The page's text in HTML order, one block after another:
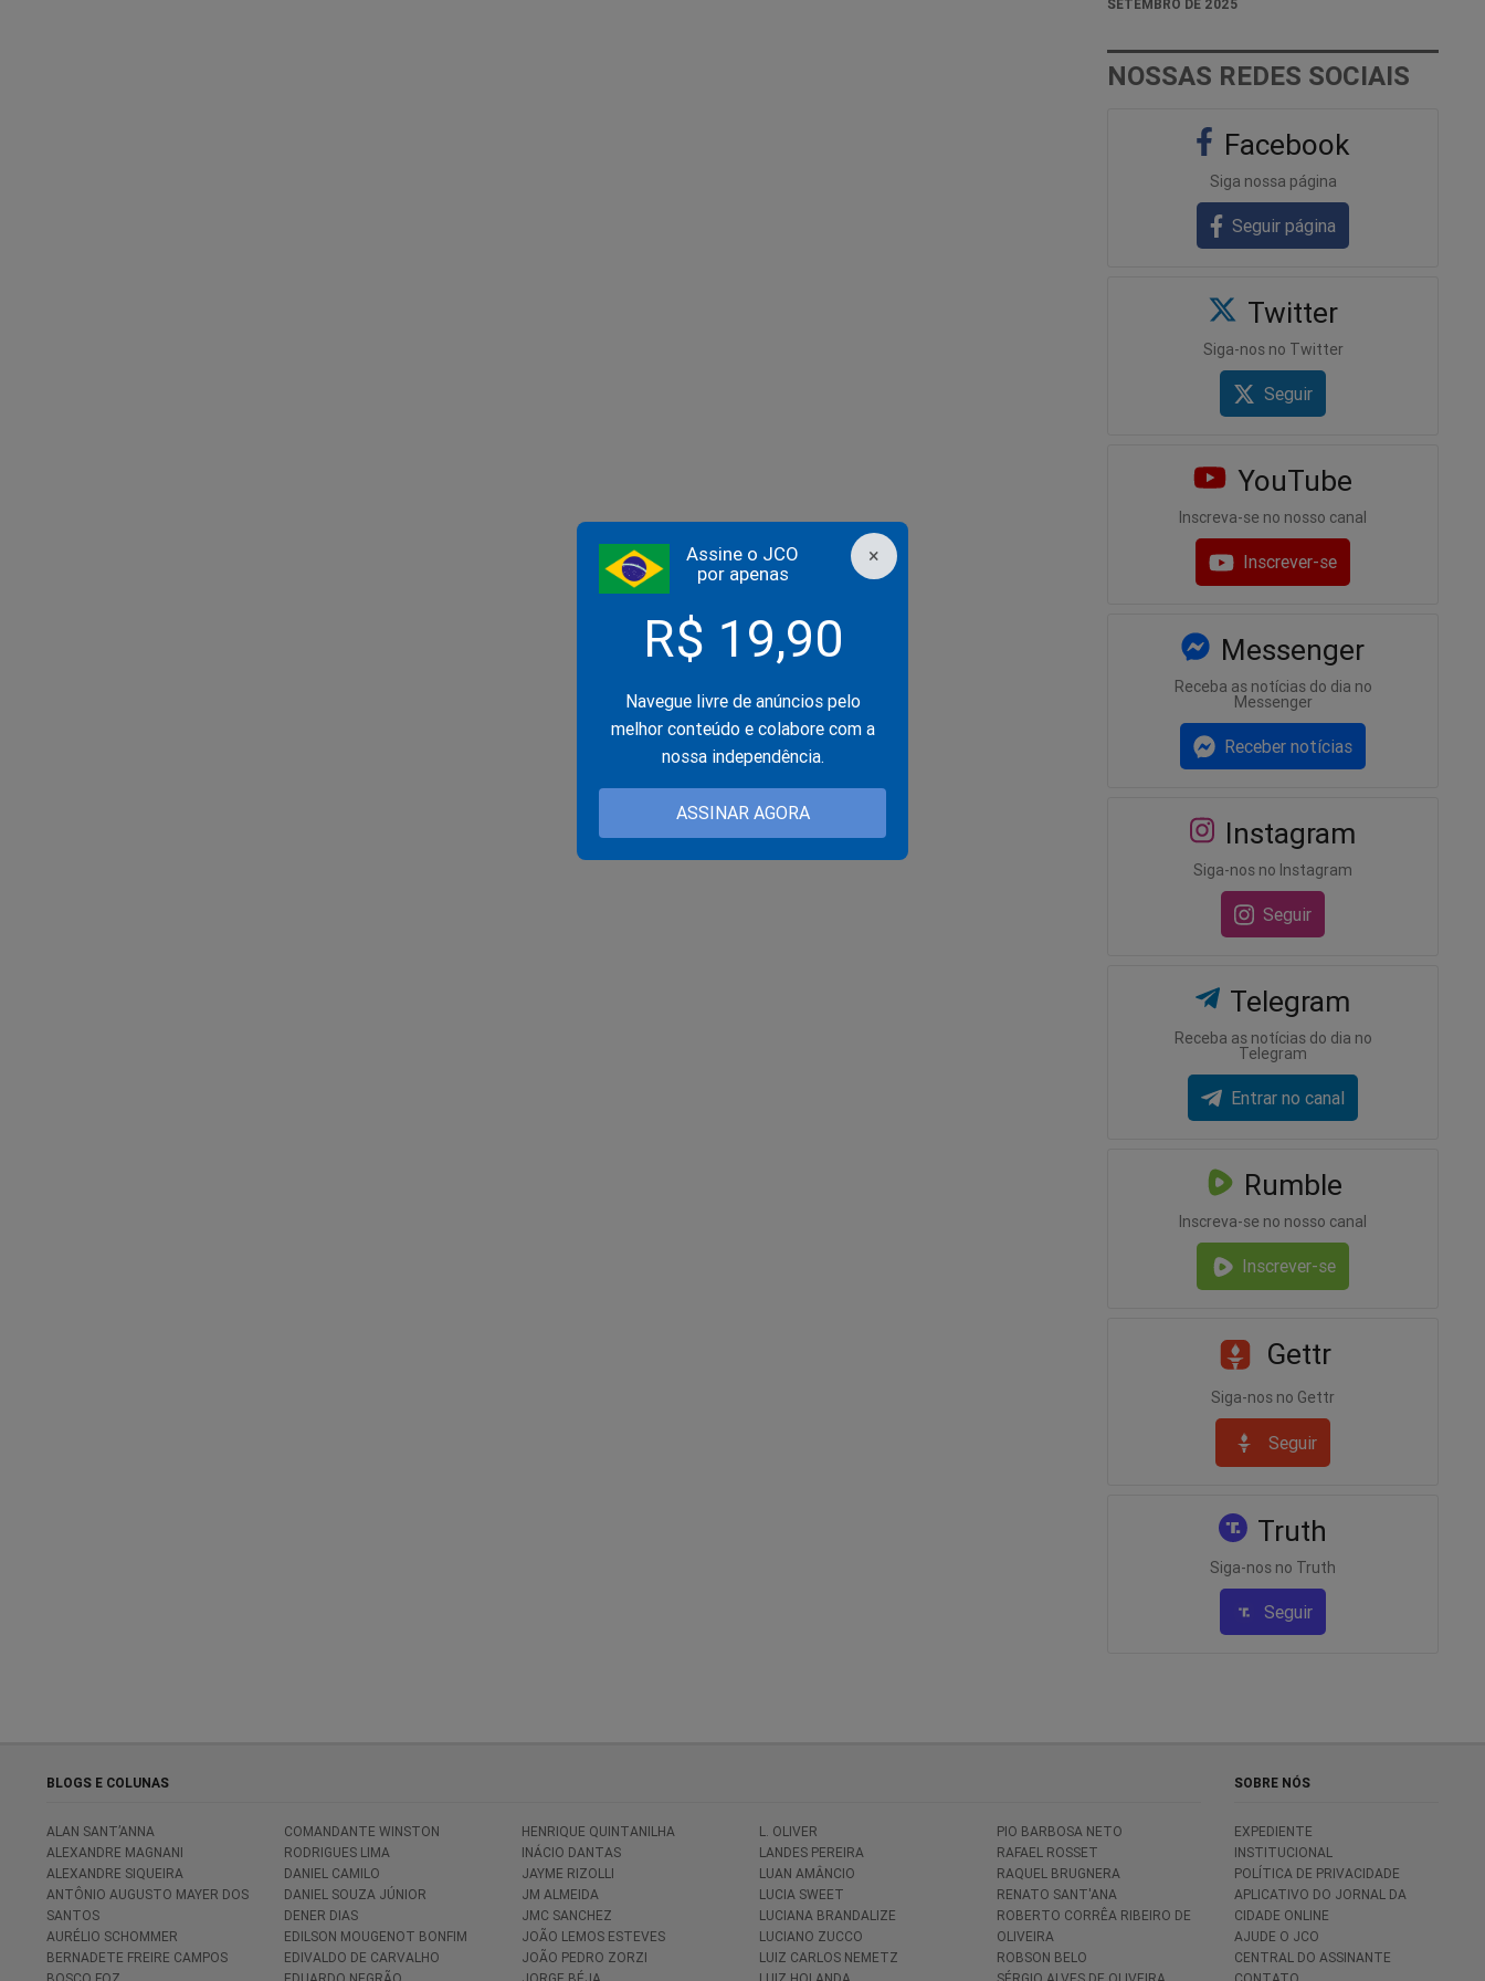
×
Assine o JCO
por apenas
R$ 19,90
Navegue livre de anúncios pelo
melhor conteúdo e colabore com a
nossa independência.
ASSINAR AGORA
SETEMBRO DE 2025
NOSSAS REDES SOCIAIS
Facebook
Siga nossa página
Seguir página
Twitter
Siga-nos no Twitter
Seguir
YouTube
Inscreva-se no nosso canal
Inscrever-se
Messenger
Receba as notícias do dia no
Messenger
Receber notícias
Instagram
Siga-nos no Instagram
Seguir
Telegram
Receba as notícias do dia no
Telegram
Entrar no canal
Rumble
Inscreva-se no nosso canal
Inscrever-se
Gettr
Siga-nos no Gettr
Seguir
Truth
Siga-nos no Truth
Seguir
BLOGS E COLUNAS
ALAN SANT’ANNA
ALEXANDRE MAGNANI
ALEXANDRE SIQUEIRA
ANTÔNIO AUGUSTO MAYER DOS
SANTOS
AURÉLIO SCHOMMER
BERNADETE FREIRE CAMPOS
COMANDANTE WINSTON
RODRIGUES LIMA
DANIEL CAMILO
DANIEL SOUZA JÚNIOR
DENER DIAS
EDILSON MOUGENOT BONFIM
EDIVALDO DE CARVALHO
HENRIQUE QUINTANILHA
INÁCIO DANTAS
JAYME RIZOLLI
JM ALMEIDA
JMC SANCHEZ
JOÃO LEMOS ESTEVES
JOÃO PEDRO ZORZI
L. OLIVER
LANDES PEREIRA
LUAN AMÂNCIO
LUCIA SWEET
LUCIANA BRANDALIZE
LUCIANO ZUCCO
LUIZ CARLOS NEMETZ
PIO BARBOSA NETO
RAFAEL ROSSET
RAQUEL BRUGNERA
RENATO SANT'ANA
ROBERTO CORRÊA RIBEIRO DE
OLIVEIRA
ROBSON BELO
SOBRE NÓS
EXPEDIENTE
INSTITUCIONAL
POLÍTICA DE PRIVACIDADE
APLICATIVO DO JORNAL DA
CIDADE ONLINE
AJUDE O JCO
CENTRAL DO ASSINANTE